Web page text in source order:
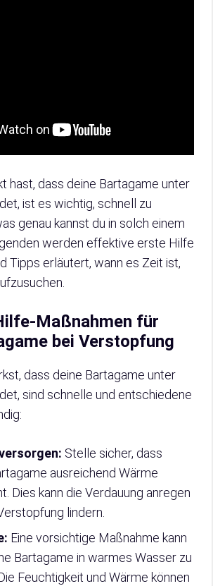
hast, dass deine Bartagame unter
ist es wichtig, schnell zu
genau kannst du in solch einem
werden effektive erste Hilfe
Tipps erläutert, wann es Zeit ist,
Maßnahmen für
bei Verstopfung
dass deine Bartagame unter
sind schnelle und entschiedene
Stelle sicher, dass
ausreichend Wärme
Dies kann die Verdauung anregen
lindern.
Eine vorsichtige Maßnahme kann
Bartagame in warmes Wasser zu
Feuchtigkeit und Wärme können